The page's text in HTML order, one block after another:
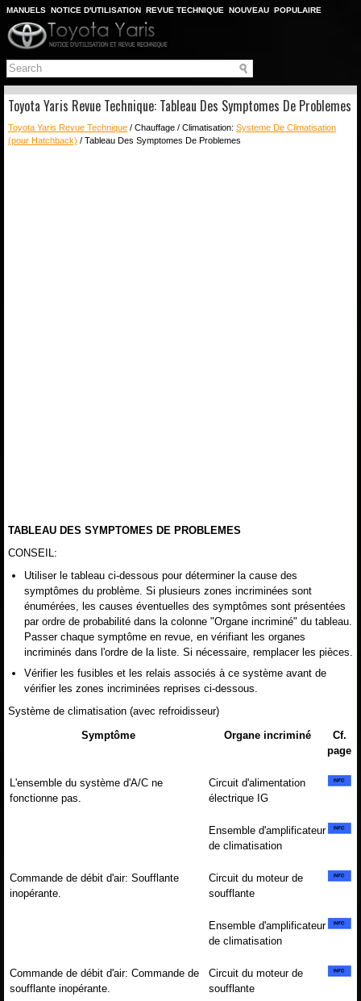
MANUELS NOTICE D'UTILISATION REVUE TECHNIQUE NOUVEAU POPULAIRE
PLAN DU SITE
CHERCHER
Toyota Yaris Revue Technique: Tableau Des Symptomes De Problemes
Toyota Yaris Revue Technique / Chauffage / Climatisation: Systeme De Climatisation
(pour Hatchback) / Tableau Des Symptomes De Problemes
TABLEAU DES SYMPTOMES DE PROBLEMES
CONSEIL:
Utiliser le tableau ci-dessous pour déterminer la cause des
symptômes du problème. Si plusieurs zones incriminées sont
énumérées, les causes éventuelles des symptômes sont présentées
par ordre de probabilité dans la colonne "Organe incriminé" du tableau.
Passer chaque symptôme en revue, en vérifiant les organes
incriminés dans l'ordre de la liste. Si nécessaire, remplacer les pièces.
Vérifier les fusibles et les relais associés à ce système avant de
vérifier les zones incriminées reprises ci-dessous.
Système de climatisation (avec refroidisseur)
Symptôme
Organe incriminé
Cf.
page
L'ensemble du système d'A/C ne
fonctionne pas.
Circuit d'alimentation
électrique IG
Ensemble d'amplificateur
de climatisation
Commande de débit d'air: Soufflante
inopérante.
Circuit du moteur de
soufflante
Ensemble d'amplificateur
de climatisation
Commande de débit d'air: Commande de
soufflante inopérante.
Circuit du moteur de
soufflante